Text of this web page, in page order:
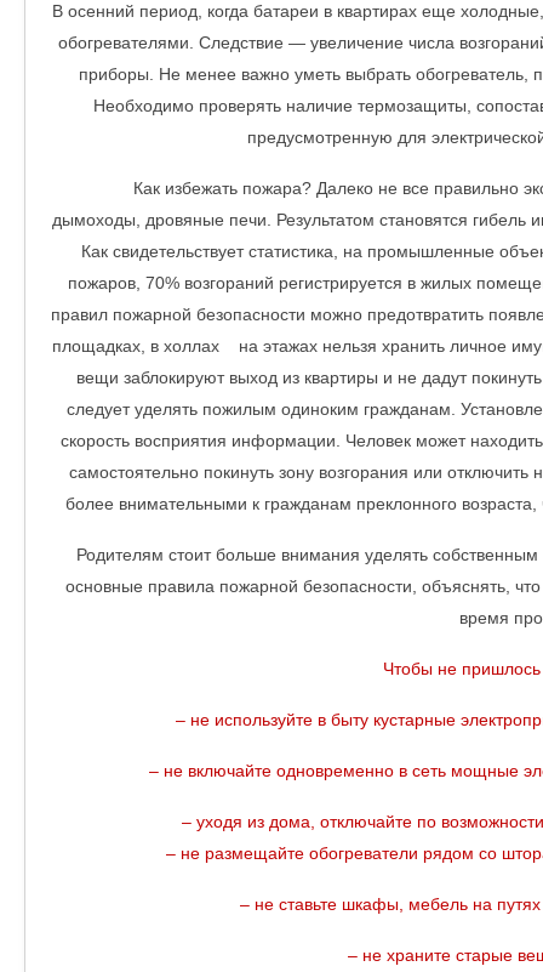
В осенний период, когда батареи в квартирах еще
обогревателями. Следствие — увеличение числа
приборы. Не менее важно уметь выбрать обогреватель,
Необходимо проверять наличие термозащиты,
предусмотренную для
Как избежать пожара? Далеко не все правильно
дымоходы, дровяные печи. Результатом становятся
Как свидетельствует статистика, на промышленные
пожаров, 70% возгораний регистрируется в жилых
правил пожарной безопасности можно предотвратить
площадках, в холлах на этажах нельзя хранить личное
вещи заблокируют выход из квартиры и не дадут
следует уделять пожилым одиноким гражданам.
скорость восприятия информации. Человек может
самостоятельно покинуть зону возгорания или
более внимательными к гражданам преклонного
Родителям стоит больше внимания уделять
основные правила пожарной безопасности, объяснять,
время
Чтобы не
– не используйте в быту кустарные
– не включайте одновременно в сеть мощные
– уходя из дома, отключайте по
– не размещайте обогреватели рядом со
– не ставьте шкафы, мебель на
– не храните старые